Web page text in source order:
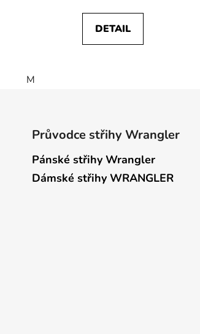
DETAIL
M
Průvodce střihy Wrangler
Pánské střihy Wrangler
Dámské střihy WRANGLER